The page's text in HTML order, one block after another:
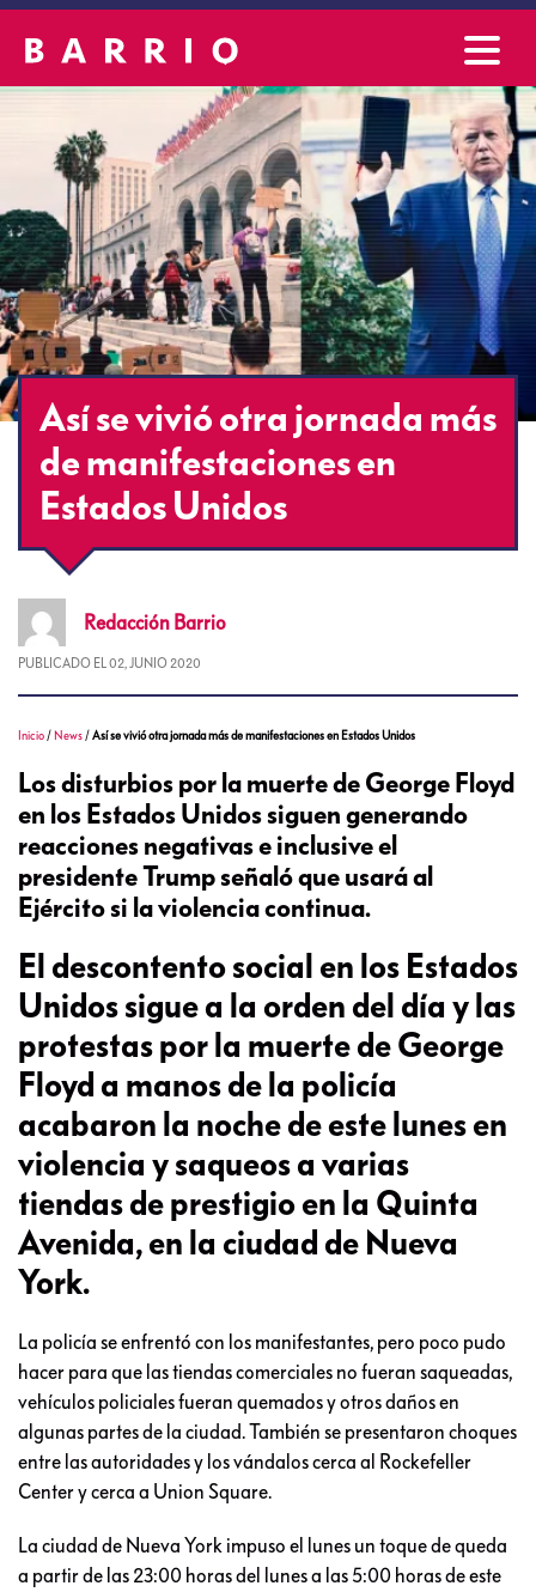
Así se vivió otra jornada más
de manifestaciones en
Estados Unidos
Redacción Barrio
PUBLICADO EL 02, JUNIO 2020
Inicio / News /Así se vivió otra jornada más de manifestaciones en Estados Unidos
Los disturbios por la muerte de George Floyd
en los Estados Unidos siguen generando
reacciones negativas e inclusive el
presidente Trump señaló que usará al
Ejército si la violencia continua.
El descontento social en los Estados
Unidos sigue a la orden del día y las
protestas por la muerte de George
Floyd a manos de la policía
acabaron la noche de este lunes en
violencia y saqueos a varias
tiendas de prestigio en la Quinta
Avenida, en la ciudad de Nueva
York.
La policía se enfrentó con los manifestantes, pero poco pudo
hacer para que las tiendas comerciales no fueran saqueadas,
vehículos policiales fueran quemados y otros daños en
algunas partes de la ciudad. También se presentaron choques
entre las autoridades y los vándalos cerca al Rockefeller
Center y cerca a Union Square.
La ciudad de Nueva York impuso el lunes un toque de queda
a partir de las 23:00 horas del lunes a las 5:00 horas de este